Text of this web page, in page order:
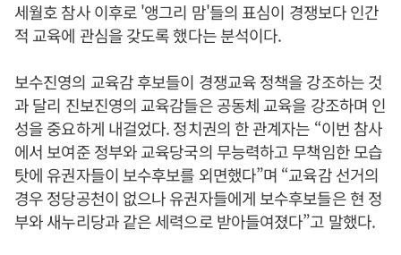
세월호 참사 이후로 '앵그리 맘'들의 표심이 경쟁보다 인간
적 교육에 관심을 갖도록 했다는 분석이다.
보수진영의 교육감 후보들이 경쟁교육 정책을 강조하는 것
과 달리 진보진영의 교육감들은 공동체 교육을 강조하며 인
성을 중요하게 내걸었다. 정치권의 한 관계자는 “이번 참사
에서 보여준 정부와 교육당국의 무능력하고 무책임한 모습
탓에 유권자들이 보수후보를 외면했다”며 “교육감 선거의
경우 정당공천이 없으나 유권자들에게 보수후보들은 현 정
부와 새누리당과 같은 세력으로 받아들여졌다”고 말했다.